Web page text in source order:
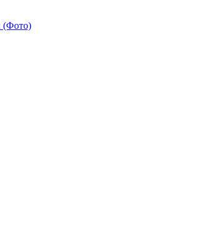
(Фото)